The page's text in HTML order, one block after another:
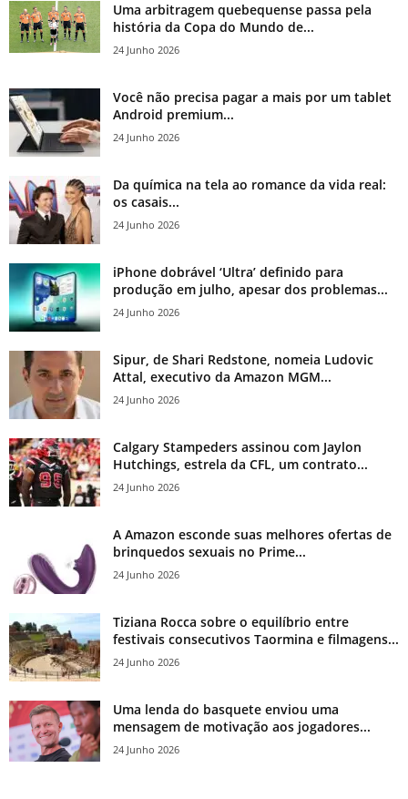
Uma arbitragem quebequense passa pela
história da Copa do Mundo de...
24 Junho 2026
Você não precisa pagar a mais por um tablet
Android premium...
24 Junho 2026
Da química na tela ao romance da vida real:
os casais...
24 Junho 2026
iPhone dobrável ‘Ultra’ definido para
produção em julho, apesar dos problemas...
24 Junho 2026
Sipur, de Shari Redstone, nomeia Ludovic
Attal, executivo da Amazon MGM...
24 Junho 2026
Calgary Stampeders assinou com Jaylon
Hutchings, estrela da CFL, um contrato...
24 Junho 2026
A Amazon esconde suas melhores ofertas de
brinquedos sexuais no Prime...
24 Junho 2026
Tiziana Rocca sobre o equilíbrio entre
festivais consecutivos Taormina e filmagens...
24 Junho 2026
Uma lenda do basquete enviou uma
mensagem de motivação aos jogadores...
24 Junho 2026